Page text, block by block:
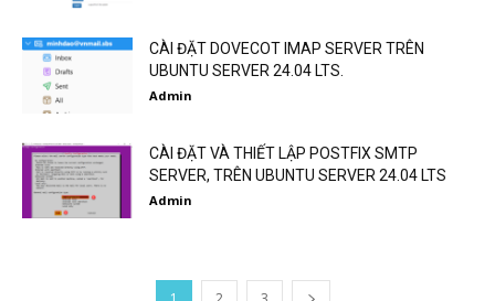
CÀI ĐẶT DOVECOT IMAP SERVER TRÊN
UBUNTU SERVER 24.04 LTS.
Admin
CÀI ĐẶT VÀ THIẾT LẬP POSTFIX SMTP
SERVER, TRÊN UBUNTU SERVER 24.04 LTS
Admin